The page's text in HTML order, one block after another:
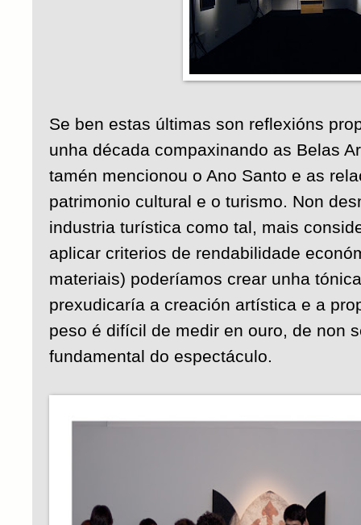
Se ben estas últimas son reflexións
unha década compaxinando as Belas
tamén mencionou o Ano Santo e as
patrimonio cultural e o turismo. Non
industria turística como tal, mais
aplicar criterios de rendabilidade
materiais) poderíamos crear unha
prexudicaría a creación artística e a
peso é difícil de medir en ouro, de non
fundamental do espectáculo.